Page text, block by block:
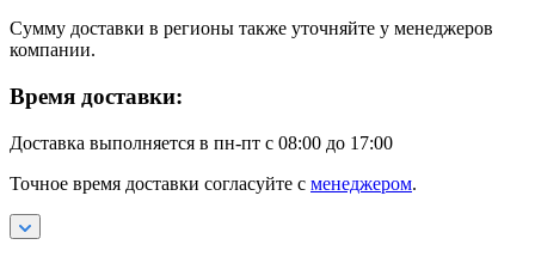
Сумму доставки в регионы также уточняйте у менеджеров
компании.
Время доставки:
Доставка выполняется в пн-пт с 08:00 до 17:00
Точное время доставки согласуйте с менеджером.